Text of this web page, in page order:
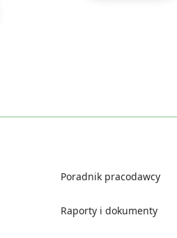
Poradnik pracodawcy
Raporty i dokumenty